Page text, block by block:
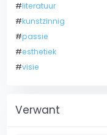
#literatuur
#kunstzinnig
#passie
#esthetiek
#visie
Verwant